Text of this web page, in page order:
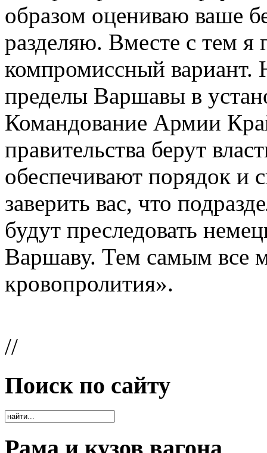
образом оцениваю ваше
разделяю. Вместе с тем я
компромиссный вариант.
пределы Варшавы в
Командование Армии
правительства берут
обеспечивают порядок и
заверить вас, что
будут преследовать
Варшаву. Тем самым все
кровопролития».
//
Поиск по сайту